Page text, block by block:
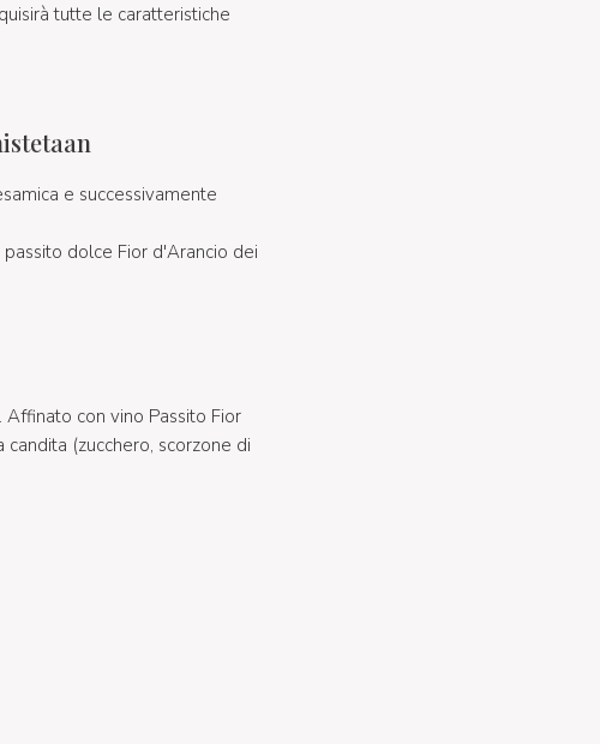
tutte le caratteristiche
e successivamente
dolce Fior d'Arancio dei
con vino Passito Fior
(zucchero, scorzone di